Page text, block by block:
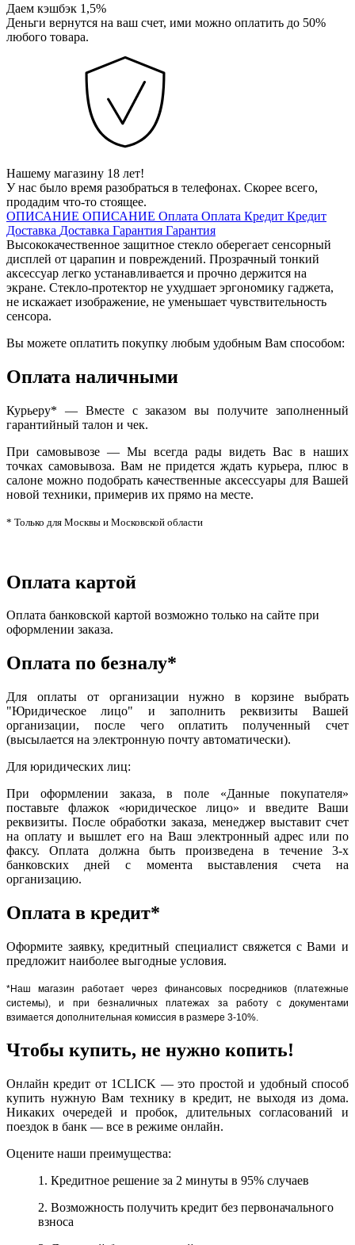
Даем кэшбэк 1,5%
Деньги вернутся на ваш счет, ими можно оплатить до 50%
любого товара.
Нашему магазину 18 лет!
У нас было время разобраться в телефонах. Скорее всего,
продадим что-то стоящее.
ОПИСАНИЕ ОПИСАНИЕ Оплата Оплата Кредит Кредит
Доставка Доставка Гарантия Гарантия
Высококачественное защитное стекло оберегает сенсорный
дисплей от царапин и повреждений. Прозрачный тонкий
аксессуар легко устанавливается и прочно держится на
экране. Стекло-протектор не ухудшает эргономику гаджета,
не искажает изображение, не уменьшает чувствительность
сенсора.
Вы можете оплатить покупку любым удобным Вам способом:
Оплата наличными
Курьеру* — Вместе с заказом вы получите заполненный
гарантийный талон и чек.
При самовывозе — Мы всегда рады видеть Вас в наших
точках самовывоза. Вам не придется ждать курьера, плюс в
салоне можно подобрать качественные аксессуары для Вашей
новой техники, примерив их прямо на месте.
* Только для Москвы и Московской области
Оплата картой
Оплата банковской картой возможно только на сайте при
оформлении заказа.
Оплата по безналу*
Для оплаты от организации нужно в корзине выбрать
"Юридическое лицо" и заполнить реквизиты Вашей
организации, после чего оплатить полученный счет
(высылается на электронную почту автоматически).
Для юридических лиц:
При оформлении заказа, в поле «Данные покупателя»
поставьте флажок «юридическое лицо» и введите Ваши
реквизиты. После обработки заказа, менеджер выставит счет
на оплату и вышлет его на Ваш электронный адрес или по
факсу. Оплата должна быть произведена в течение 3-х
банковских дней с момента выставления счета на
организацию.
Оплата в кредит*
Оформите заявку, кредитный специалист свяжется с Вами и
предложит наиболее выгодные условия.
*Наш магазин работает через финансовых посредников (платежные
системы), и при безналичных платежах за работу с документами
взимается дополнительная комиссия в размере 3-10%.
Чтобы купить, не нужно копить!
Онлайн кредит от 1CLICK — это простой и удобный способ
купить нужную Вам технику в кредит, не выходя из дома.
Никаких очередей и пробок, длительных согласований и
поездок в банк — все в режиме онлайн.
Оцените наши преимущества:
1. Кредитное решение за 2 минуты в 95% случаев
2. Возможность получить кредит без первоначального
взноса